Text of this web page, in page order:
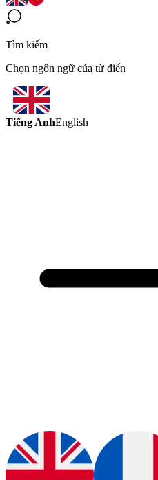
Tìm kiếm
Chọn ngôn ngữ của từ điển
Tiếng AnhEnglish